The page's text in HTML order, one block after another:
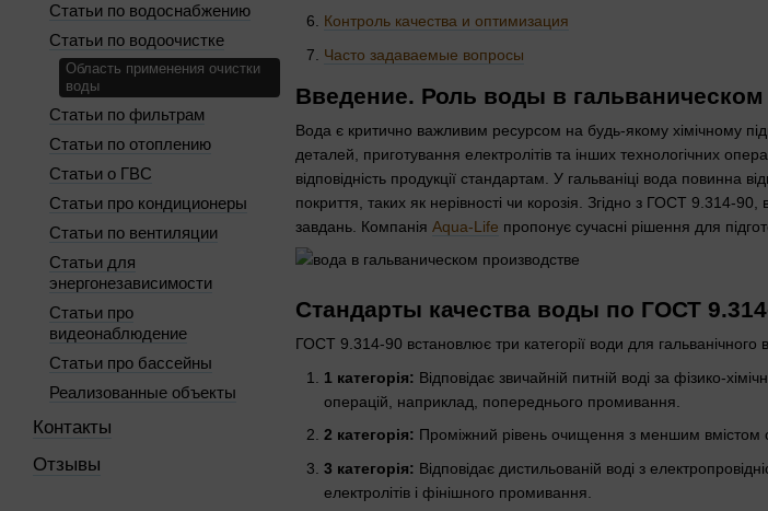
Контроль качества и оптимизация
Часто задаваемые вопросы
Введение. Роль воды в гальваническом
Вода є критично важливим ресурсом на будь-якому хімічному
деталей, приготування електролітів та інших технологічних
відповідність продукції стандартам. У гальваніці вода
покриття, таких як нерівності чи корозія. Згідно з ГОСТ 9.314-
завдань. Компанія Aqua-Life пропонує сучасні рішення для
Стандарты качества воды по ГОСТ
ГОСТ 9.314-90 встановлює три категорії води для гальванічного
1 категорія: Відповідає звичайній питній воді за фізико-
операцій, наприклад, попереднього промивання.
2 категорія: Проміжний рівень очищення з меншим вмістом
3 категорія: Відповідає дистильованій воді з
електролітів і фінішного промивання.
Статьи по водоснабжению
Статьи по водоочистке
Область применения очистки
воды
Статьи по фильтрам
Статьи по отоплению
Статьи о ГВС
Статьи про кондиционеры
Статьи по вентиляции
Статьи для
энергонезависимости
Статьи про
видеонаблюдение
Статьи про бассейны
Реализованные объекты
Контакты
Отзывы